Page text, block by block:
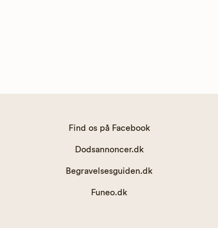
Find os på Facebook
Dodsannoncer.dk
Begravelsesguiden.dk
Funeo.dk